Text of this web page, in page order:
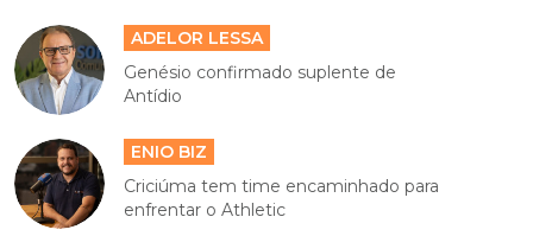
ADELOR LESSA
Genésio confirmado suplente de
Antídio
ENIO BIZ
Criciúma tem time encaminhado para
enfrentar o Athletic